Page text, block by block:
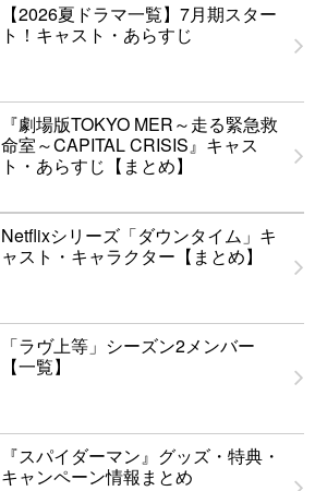
【2026夏ドラマ一覧】7月期スター
ト！キャスト・あらすじ
『劇場版TOKYO MER～走る緊急救
命室～CAPITAL CRISIS』キャス
ト・あらすじ【まとめ】
Netflixシリーズ「ダウンタイム」キ
ャスト・キャラクター【まとめ】
「ラヴ上等」シーズン2メンバー
【一覧】
『スパイダーマン』グッズ・特典・
キャンペーン情報まとめ